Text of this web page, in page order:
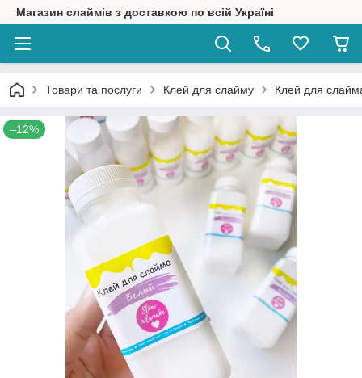
Магазин слаймів з доставкою по всій Україні
Товари та послуги Клей для слайму Клей для
–12%